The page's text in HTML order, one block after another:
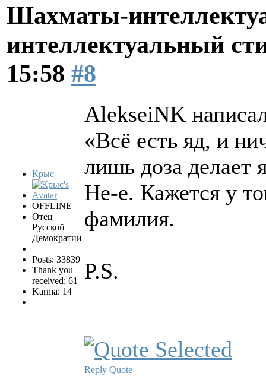
Шахматы-
интеллектуальный
15:58 #8
Крыс
OFFLINE
Отец
Русской
Демократии
Posts: 33839
Thank you
received: 61
Karma: 14
AlekseiNK
«Всё есть яд, и
лишь доза делает
Не-е. Кажется у
фамилия.
P.S.
Reply Quote